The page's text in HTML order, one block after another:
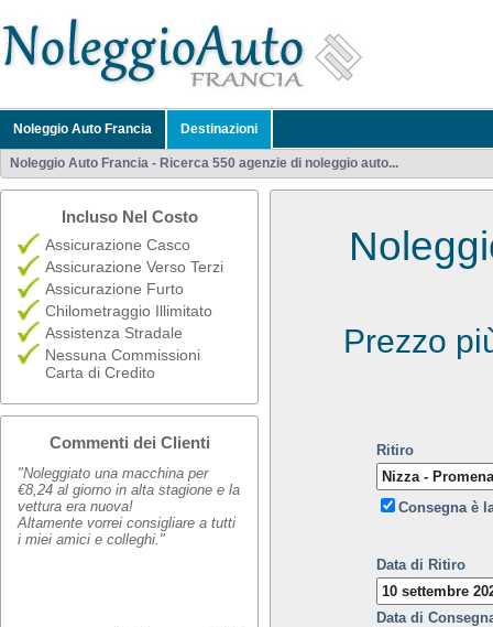
Noleggio Auto Francia Destinazioni
Noleggio Auto Francia - Ricerca 550 agenzie di noleggio auto...
Incluso Nel Costo
Assicurazione Casco
Assicurazione Verso Terzi
Assicurazione Furto
Chilometraggio Illimitato
Assistenza Stradale
Nessuna Commissioni
Carta di Credito
Commenti dei Clienti
"Noleggiato una macchina per
€8,24 al giorno in alta stagione e la
vettura era nuova!
Altamente vorrei consigliare a tutti
i miei amici e colleghi."
Prezzo
Ritiro
Consegna è
Data di Ritiro
Data di